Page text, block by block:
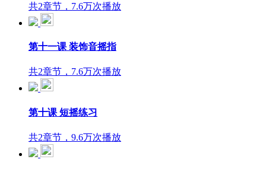
共2章节，7.6万次播放
第十一课 装饰音摇指
共2章节，7.6万次播放
第十课 短摇练习
共2章节，9.6万次播放